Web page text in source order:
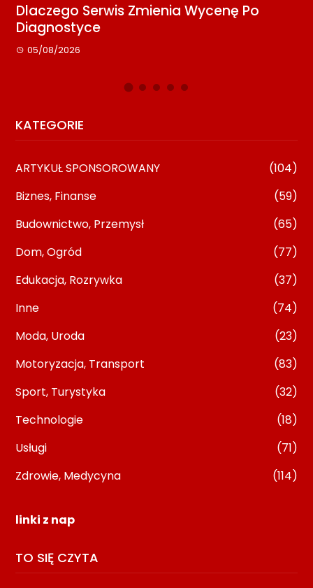
Dlaczego Serwis Zmienia Wycenę Po
Diagnostyce
05/08/2026
KATEGORIE
ARTYKUŁ SPONSOROWANY
(104)
Biznes, Finanse
(59)
Budownictwo, Przemysł
(65)
Dom, Ogród
(77)
Edukacja, Rozrywka
(37)
Inne
(74)
Moda, Uroda
(23)
Motoryzacja, Transport
(83)
Sport, Turystyka
(32)
Technologie
(18)
Usługi
(71)
Zdrowie, Medycyna
(114)
linki z nap
TO SIĘ CZYTA